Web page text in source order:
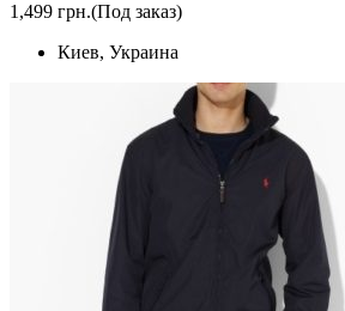
1,499 грн.(Под заказ)
Киев, Украина